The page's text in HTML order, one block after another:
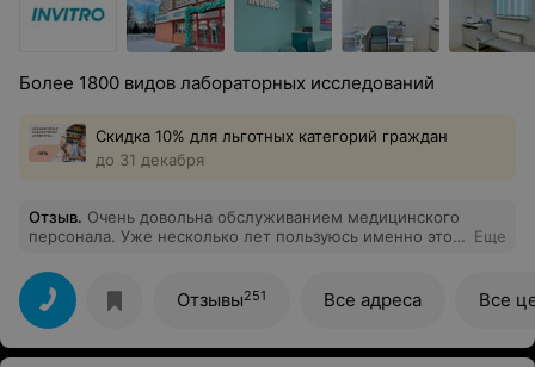
Более 1800 видов лабораторных исследований
Скидка 10% для льготных категорий граждан
до 31 декабря
Отзыв. Очень довольна обслуживанием медицинского
персонала. Уже несколько лет пользуюсь именно этой
безболезненно. (Это при моей проблеме: вены на
руках плохо видны). Так что огромное спасибо
медицинскому персоналу. Буду обращаться дальше.
Единственное, хотелось бы, чтобы администраторы
тоже учились быть немножко вежливее.
Еще
Отзывы251 Все адреса Все